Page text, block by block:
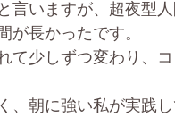
言いますが、超夜型
が長かったです。
て少しずつ変わり、
、朝に強い私が実践